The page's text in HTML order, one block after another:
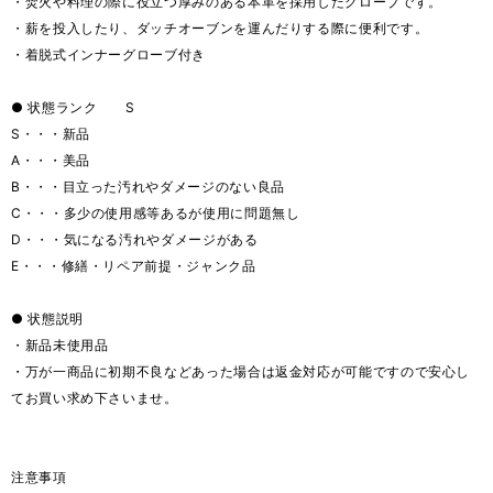
・薪を投入したり、ダッチオーブンを運んだりする際に便利です。
・着脱式インナーグローブ付き
● 状態ランク S
S・・・新品
A・・・美品
B・・・目立った汚れやダメージのない良品
C・・・多少の使用感等あるが使用に問題無し
D・・・気になる汚れやダメージがある
E・・・修繕・リペア前提・ジャンク品
● 状態説明
・新品未使用品
・万が一商品に初期不良などあった場合は返金対応が可能ですので安心し
てお買い求め下さいませ。
注意事項